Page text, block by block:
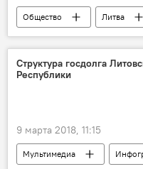
Общество
Литва
Прокуратура Литвы
Структура госдолга
Республики
9 марта 2018, 11:15
Мультимедиа